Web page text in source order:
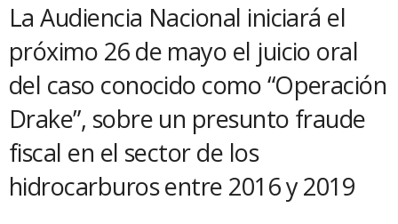
La Audiencia Nacional iniciará el
próximo 26 de mayo el juicio oral
del caso conocido como “Operación
Drake”, sobre un presunto fraude
fiscal en el sector de los
hidrocarburos entre 2016 y 2019